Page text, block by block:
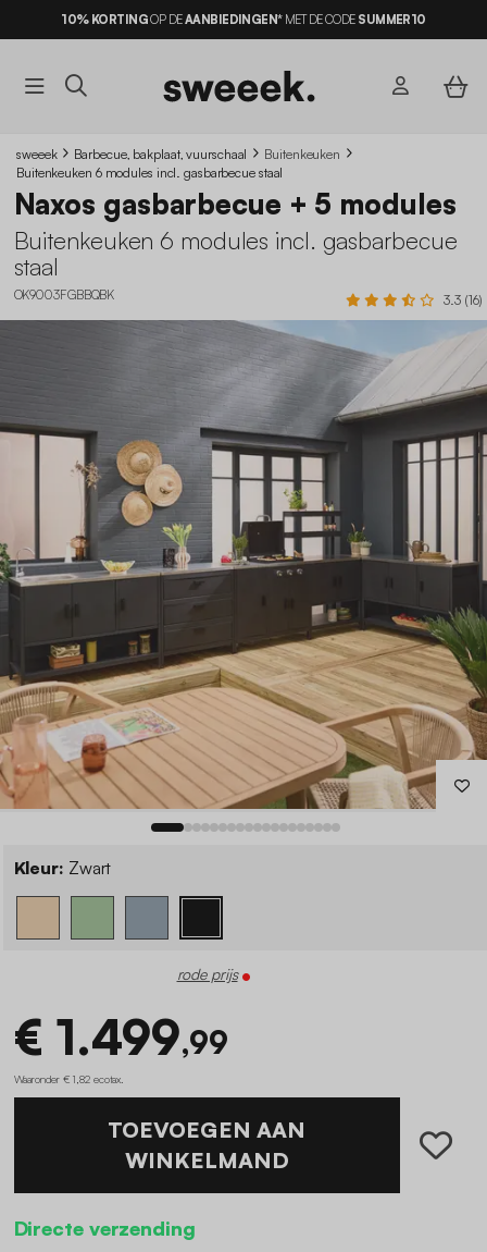
10% KORTINGOP DEAANBIEDINGEN*MET DE CODE SUMMER10
sweeek Barbecue, bakplaat, vuurschaal
Buitenkeuken
Buitenkeuken 6 modules incl. gasbarbecue staal
Naxos gasbarbecue + 5 modules
Buitenkeuken 6 modules incl. gasbarbecue
staal
OK9003FGBBQBK 3.3 (16)
Kleur: Zwart
rode prijs
€ 1.499,99
Waaronder € 1,82 ecotax
TOEVOEGEN AAN
WINKELMAND
Directe verzending